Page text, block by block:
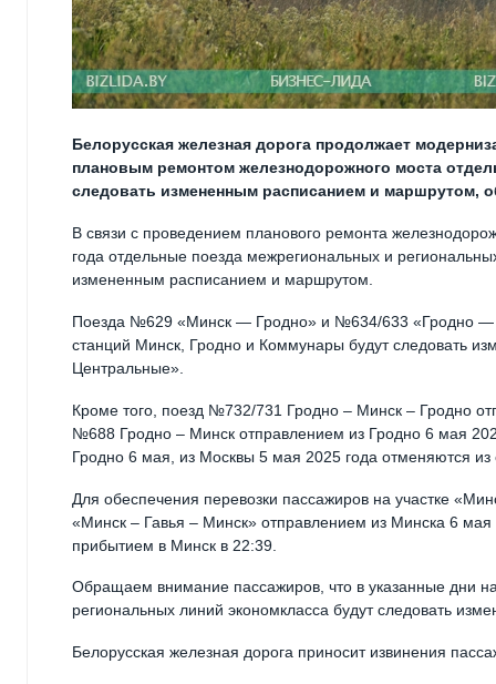
Белорусская железная дорога продолжает
плановым ремонтом железнодорожного моста
следовать измененным расписанием и маршрутом,
В связи с проведением планового ремонта
года отдельные поезда межрегиональных и
измененным расписанием и маршрутом.
Поезда №629 «Минск — Гродно» и №634/633 «Гродно
станций Минск, Гродно и Коммунары будут следовать
Центральные».
Кроме того, поезд №732/731 Гродно – Минск – Гродно
№688 Гродно – Минск отправлением из Гродно 6 мая
Гродно 6 мая, из Москвы 5 мая 2025 года отменяются
Для обеспечения перевозки пассажиров на участке
«Минск – Гавья – Минск» отправлением из Минска 6 мая
прибытием в Минск в 22:39.
Обращаем внимание пассажиров, что в указанные дни
региональных линий экономкласса будут следовать
Белорусская железная дорога приносит извинения